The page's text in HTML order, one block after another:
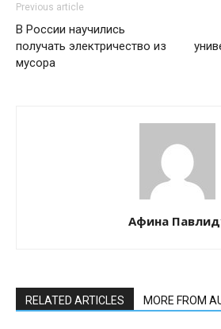
Previous article
В России научились
получать электричество из
мусора
Афина
RELATED ARTICLES MORE FROM